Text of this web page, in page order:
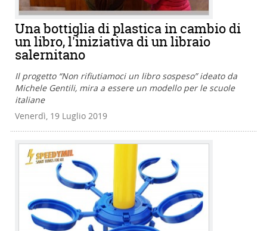
Una bottiglia di plastica in cambio di
un libro, l'iniziativa di un libraio
salernitano
Il progetto “Non rifiutiamoci un libro sospeso” ideato da
Michele Gentili, mira a essere un modello per le scuole
italiane
Venerdì, 19 Luglio 2019